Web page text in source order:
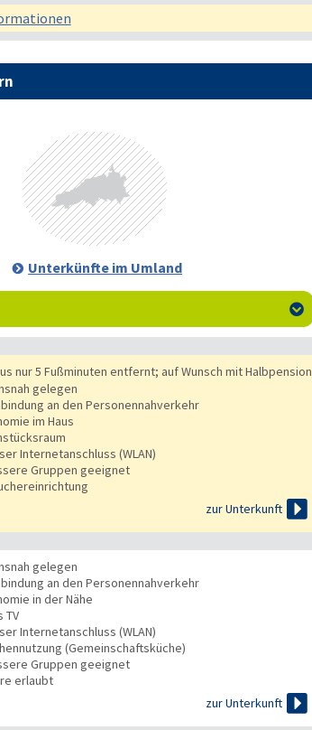
Unterkünfte im Umland

nur 5 Fußminuten entfernt; auf Wunsch mit Halbpension
gelegen
an den Personennahverkehr
im Haus
Internetanschluss (WLAN)
Gruppen geeignet
zur Unterkunft

gelegen
an den Personennahverkehr
in der Nähe
TV
Internetanschluss (WLAN)
(Gemeinschaftsküche)
Gruppen geeignet
erlaubt
zur Unterkunft
